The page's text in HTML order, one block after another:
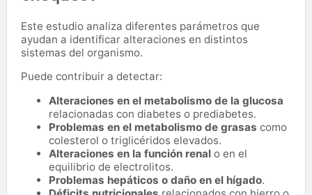
Este estudio analiza diferentes parámetros que
ayudan a identificar alteraciones en distintos
sistemas del organismo.
Puede contribuir a detectar:
Alteraciones en el metabolismo de la glucosa
relacionadas con diabetes o prediabetes.
Problemas en el metabolismo de grasas como
colesterol o triglicéridos elevados.
Alteraciones en la función renal o en el
equilibrio de electrolitos.
Problemas hepáticos o daño en el hígado.